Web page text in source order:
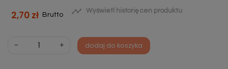
2,70 zł Brutto  Wyświetl historię cen produktu
- + dodaj do koszyka